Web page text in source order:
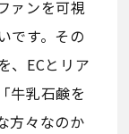
ァンを可視
です。その
、ECとリア
牛乳石鹸を
方々なのか